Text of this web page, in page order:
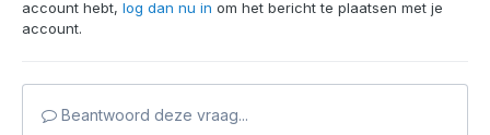
account hebt, log dan nu in om het bericht te plaatsen met je
account.
Beantwoord deze vraag...